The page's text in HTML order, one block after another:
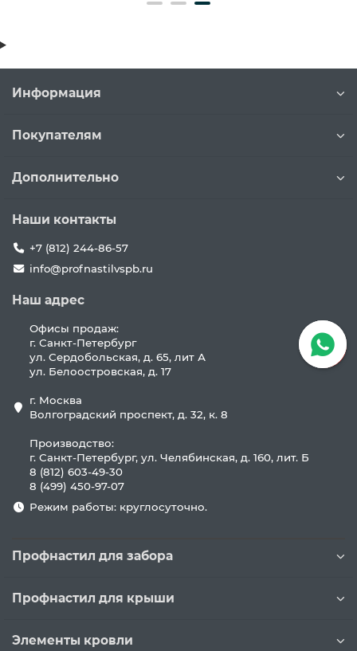
Информация
Покупателям
Дополнительно
Наши контакты
+7 (812) 244-86-57
info@profnastilvspb.ru
Наш адрес
Офисы продаж:
г. Санкт-Петербург
ул. Сердобольская, д. 65, лит А
ул. Белоостровская, д. 17
г. Москва
Волгоградский проспект, д. 32, к. 8
Производство:
г. Санкт-Петербург, ул. Челябинская, д. 160, лит. Б
8 (812) 603-49-30
8 (499) 450-97-07
Режим работы: круглосуточно.
Профнастил для забора
Профнастил для крыши
Элементы кровли